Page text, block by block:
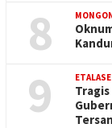
8
9 ETALASE